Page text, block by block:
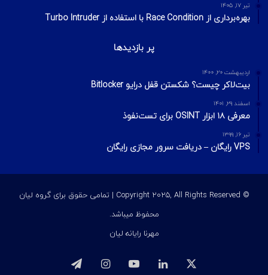
تیر ۱۷, ۱۴۰۵
بهره‌برداری از Race Condition با استفاده از Turbo Intruder
پر بازدیدها
اردیبهشت ۲۰, ۱۴۰۰
بیت‌لاکر چیست؟ شکستن قفل درایو Bitlocker
اسفند ۲۹, ۱۴۰۱
معرفی ۱۸ ابزار OSINT برای تست‌نفوذ
تیر ۱۶, ۱۳۹۹
VPS رایگان – دریافت سرور مجازی رایگان
© Copyright 2025, All Rights Reserved | تمامی حقوق برای گروه لیان
محفوظ میباشد.
مهرنا رایانه لیان
ایکس لینکداین یوتیوب اینستاگرام